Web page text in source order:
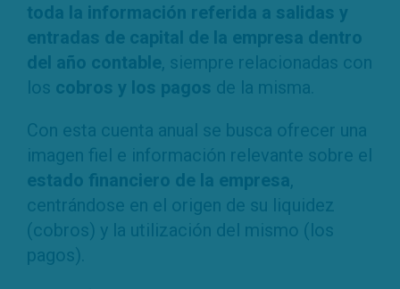
toda la información referida a salidas y
entradas de capital de la empresa dentro
del año contable, siempre relacionadas con
los cobros y los pagos de la misma.
Con esta cuenta anual se busca ofrecer una
imagen fiel e información relevante sobre el
estado financiero de la empresa,
centrándose en el origen de su liquidez
(cobros) y la utilización del mismo (los
pagos).